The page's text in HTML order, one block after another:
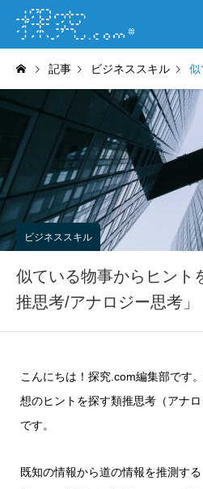
記事 ビジネススキル 似
ビジネススキル
似ている物事からヒント
推思考/アナロジー思考」
こんにちは！探究.com編集部です
想のヒントを探す類推思考（アナ
です。
既知の情報から道の情報を推測す